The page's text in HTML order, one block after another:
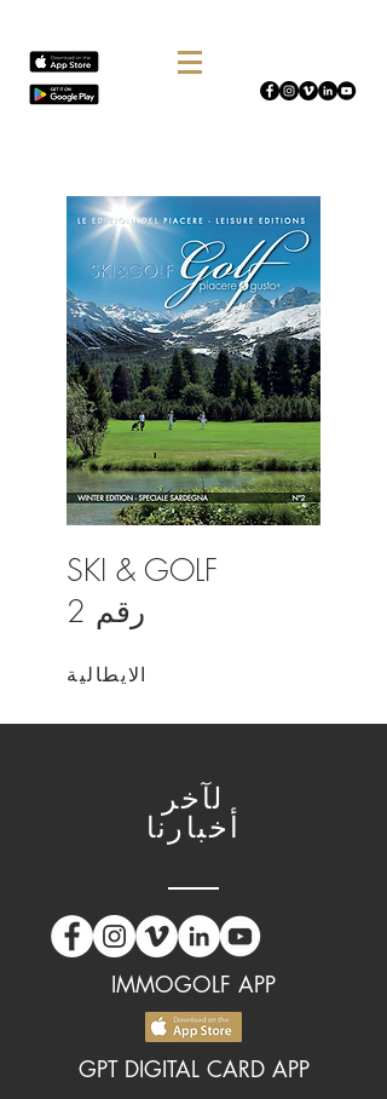
SKI & GOLF
رقم 2
الايطالية
لآخر
أخبارنا
IMMOGOLF APP
GPT DIGITAL CARD APP